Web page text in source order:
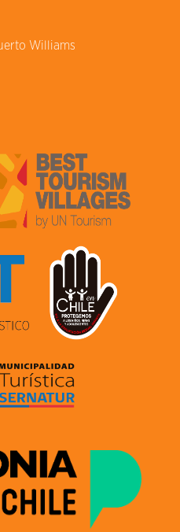
Williams